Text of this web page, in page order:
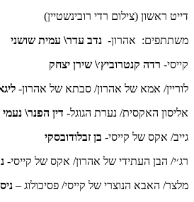
דייט ראשון (צילום רדי רובינשטיין)
משתתפים: אהרון- נדב עדר\ עמית שושני
קייסי- רדה קנטרוביץ׳\ שירן יצחק
לוריין/ אמא של אהרון/ סבתא של אהרון-
אליסון האקסית/ נערת הגוגל- דין הפנר\ נעמי
גייב/ אקס של קייסי- בן זבלודובסקי
רג׳י/ הבן העתידי של אהרון/ אקס של קייסי-
מלצר/ האבא הנוצרי של קייסי/ פסיכולוג –